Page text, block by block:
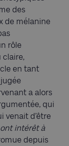
des
de mélanine
rôle
claire,
en tant
a alors
qui
venait d’être
intérêt à
depuis